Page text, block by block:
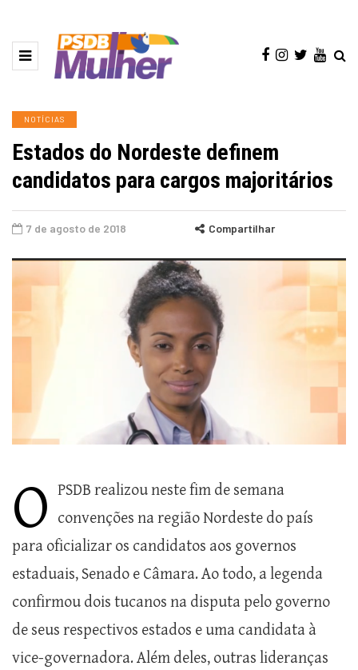
NOTÍCIAS
Estados do Nordeste definem
candidatos para cargos majoritários
7 de agosto de 2018 Compartilhar
O PSDB realizou neste fim de semana
convenções na região Nordeste do país
para oficializar os candidatos aos governos
estaduais, Senado e Câmara. Ao todo, a legenda
confirmou dois tucanos na disputa pelo governo
de seus respectivos estados e uma candidata à
vice-governadora. Além deles, outras lideranças